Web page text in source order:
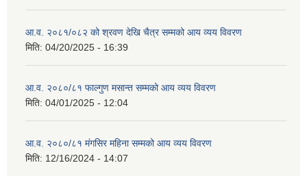
आ.व. २०८१/०८२ को श्रवण देखि चैत्र सम्मको आय व्यय विवरण
मिति: 04/20/2025 - 16:39
आ.व. २०८०/८१ फाल्गुण मसान्त सम्मको आय व्यय विवरण
मिति: 04/01/2025 - 12:04
आ.व. २०८०/८१ मंगसिर महिना सम्मको आय व्यय विवरण
मिति: 12/16/2024 - 14:07